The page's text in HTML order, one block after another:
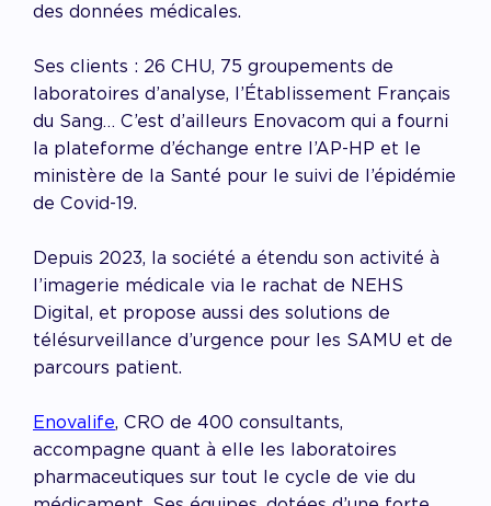
des données médicales.
Ses clients : 26 CHU, 75 groupements de
laboratoires d’analyse, l’Établissement Français
du Sang… C’est d’ailleurs Enovacom qui a fourni
la plateforme d’échange entre l’AP-HP et le
ministère de la Santé pour le suivi de l’épidémie
de Covid-19.
Depuis 2023, la société a étendu son activité à
l’imagerie médicale via le rachat de NEHS
Digital, et propose aussi des solutions de
télésurveillance d’urgence pour les SAMU et de
parcours patient.
Enovalife, CRO de 400 consultants,
accompagne quant à elle les laboratoires
pharmaceutiques sur tout le cycle de vie du